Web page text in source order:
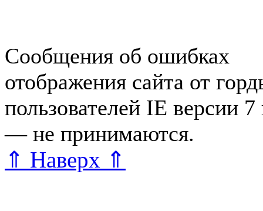
Сообщения об ошибках
отображения сайта от
пользователей IE версии
— не принимаются.
⇑ Наверх ⇑